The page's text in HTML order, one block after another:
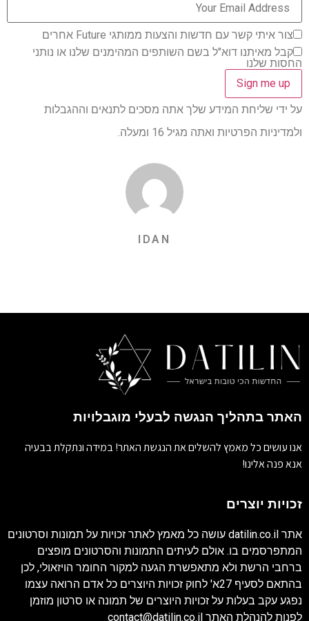
צור איתי קשר עם חדשות והצעות ממותגי Future אחרים
קבל מאיתנו דוא"ל בשם השותפים המהימנים שלנו או נותני
החסות שלנו
על ידי שליחת המידע שלך אתה מסכים לתנאים וההגבלות
ולמדיניות הפרטיות ואתה מגיל 16 ומעלה.
IDAN
האתר בתהליך הנגשה לבעלי מוגבלויות
אנו עושים כל מאמץ להשלים את הנגשת האתר! במידה ונתקלת בבעיה
אנא פנה אלינו!
זכויות יוצרים
אתר datilin.co.il עושה כל מאמץ לאתר זכויות על תמונות וסרטונים
המתפרסמים בו. אולם לעיתים התמונות והסרטונים מופצים
ברחבי הרשת ולא מתאפשרת הגעה למקור החומר הויזאולי, לכן
בהתאם לסעיף 27א' לחוק זכויות היוצרים כל אדם הרואה עצמו
נפגע עקב בעלות על זכויות היוצרים של תמונה או סרטון מוזמן
לפנות להנהלת האתר contact@datilin.co.il